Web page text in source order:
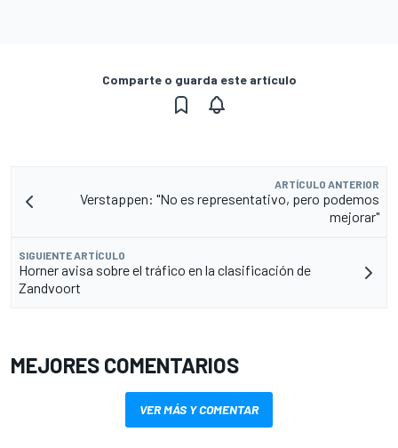
Comparte o guarda este artículo
ARTÍCULO ANTERIOR
Verstappen: "No es representativo, pero podemos
mejorar"
SIGUIENTE ARTÍCULO
Horner avisa sobre el tráfico en la clasificación de
Zandvoort
MEJORES COMENTARIOS
VER MÁS Y COMENTAR